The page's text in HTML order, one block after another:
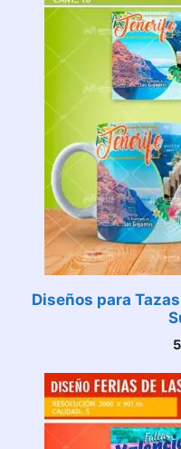
Diseños para